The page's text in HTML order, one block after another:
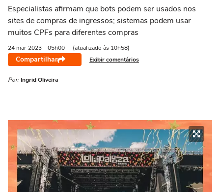
Especialistas afirmam que bots podem ser usados nos
sites de compras de ingressos; sistemas podem usar
muitos CPFs para diferentes compras
24 mar 2023 - 05h00 (atualizado às 10h58)
Compartilhar Exibir comentários
Por: Ingrid Oliveira